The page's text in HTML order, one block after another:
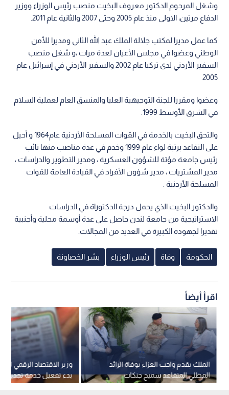
وشغل المرحوم الدكتور معروف البخيت منصب رئيس الوزراء ووزير
الدفاع مرتين، الاولى منذ عام 2005 وحتى 2007 والثانية عام 2011.
كما عمل مديرا لمكتب جلالة الملك عبد الله الثاني ومديرا للأمن
الوطني وعضوا في مجلس الأعيان لعدة مرات ،و شغل منصب
السفير الأردني لدى تركيا عام 2002 والسفير الأردني في إسرائيل عام
2005
وعضوا ومقررا للجنة التوجيهية العليا والمنسق العام لعملية السلام
في الشرق الأوسط 1999.
والتحق البخيت بالخدمة في القوات المسلحة الأردنية عام1964 و أحيل
على التقاعد برتبة لواء عام 1999 وخدم في عدة مناصب منها نائب
رئيس جامعة مؤتة للشؤون العسكرية ، ومدير التطوير والدراسات ،
مدير المشتريات ، مدير شؤون الأفراد في القيادة العامة للقوات
المسلحة الأردنية .
والدكتور البخيت الذي يحمل درجة الدكتوراة في الدراسات
الاستراتيجية من جامعة لندن حاصل على عدة أوسمة محلية وأجنبية
تقديرا لجهوده الكبيرة في العديد من المجالات.
الحكومة وفاة رئيس الوزراء بشر الخصاونة
اقرأ أيضاً
وزير الاقتصاد الرقمي
بدء تفعيل خدمة تجديد
عبر تطبيق "سند" إلكترونيا
الملك يقدم واجب العزاء بوفاة الرائد
المظلي المتقاعد سميح جنكات